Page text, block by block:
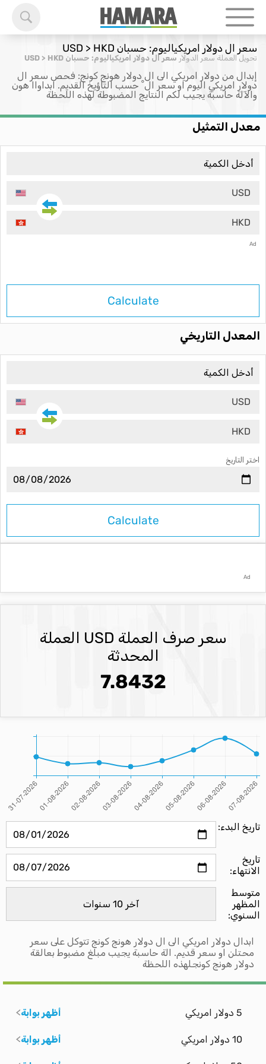
سعر ال دولار امريكياليوم: حسبان USD > HKD
تحويل العملة سعر الدولار سعر ال دولار امريكياليوم: حسبان USD > HKD
إبدال من دولار امريكي الى ال دولار هونج كونج: فحص سعر ال
دولار امريكي اليوم او سعر ال ْ حسب التاؤيخ القديم. ابداواا هون
والآلة حاسبة يجيب لكم النتايج المضبوطة لهذه اللحظة
معدل التمثيل
USD
HKD
Ad
Calculate
المعدل التاريخي
USD
HKD
اختر التاريخ
Ad
سعر صرف العملة USD العملة
المحدثة
7.8432
تاريخ البدء:
تاريخ
الانتهاء:
متوسط ​​
المظهر
السنوي:
ابدال دولار امريكي الى ال دولار هونج كونج تتوكل على سعر
محتلن او سعر قديم. الة حاسبة يجيب مبلغ مضبوط بعالقة
دولار هونج كونجلهذه اللحظة
5 دولار امريكي أظهر بوابة
10 دولار امريكي أظهر بوابة